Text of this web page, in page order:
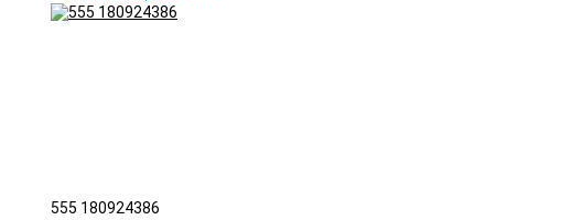
555 180924386